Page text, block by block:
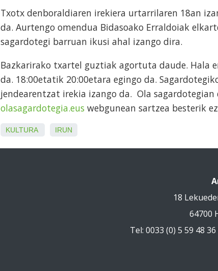
Txotx denboraldiaren irekiera urtarrilaren 18an
da. Aurtengo omendua Bidasoako Erraldoiak
sagardotegi barruan ikusi ahal izango dira.
Bazkarirako txartel guztiak agortuta daude. Hala
da. 18:00etatik 20:00etara egingo da.
jendearentzat irekia izango da. Ola sagardotegian
olasagardotegia.eus webgunean sartzea besterik
KULTURA IRUN
18
64700
Tel: 0033 (0) 5 59 48 36